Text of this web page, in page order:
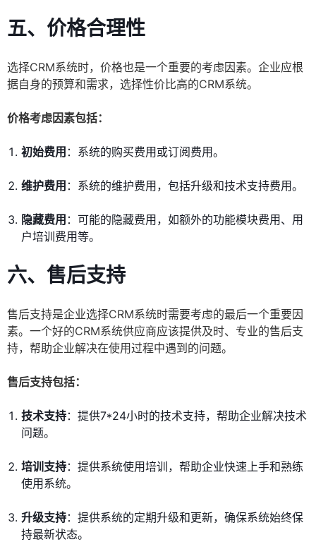
五、价格合理性
选择CRM系统时，价格也是一个重要的考虑因素。企业应根
据自身的预算和需求，选择性价比高的CRM系统。
价格考虑因素包括：
初始费用 ：系统的购买费用或订阅费用。
维护费用 ：系统的维护费用，包括升级和技术支持费用。
隐藏费用 ：可能的隐藏费用，如额外的功能模块费用、用
户培训费用等。
六、售后支持
售后支持是企业选择CRM系统时需要考虑的最后一个重要因
素。一个好的CRM系统供应商应该提供及时、专业的售后支
持，帮助企业解决在使用过程中遇到的问题。
售后支持包括：
技术支持：提供7*24小时的技术支持，帮助企业解决技术
问题。
培训支持：提供系统使用培训，帮助企业快速上手和熟练
使用系统。
升级支持：提供系统的定期升级和更新，确保系统始终保
持最新状态。